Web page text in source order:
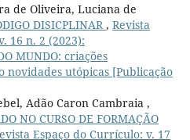
de Oliveira, Luciana de
DISICPLINAR, Revista
16 n. 2 (2023):
MUNDO: criações
utópicas [Publicação
Adão Caron Cambraia ,
NO CURSO DE FORMAÇÃO
Espaço do Currículo: v. 17